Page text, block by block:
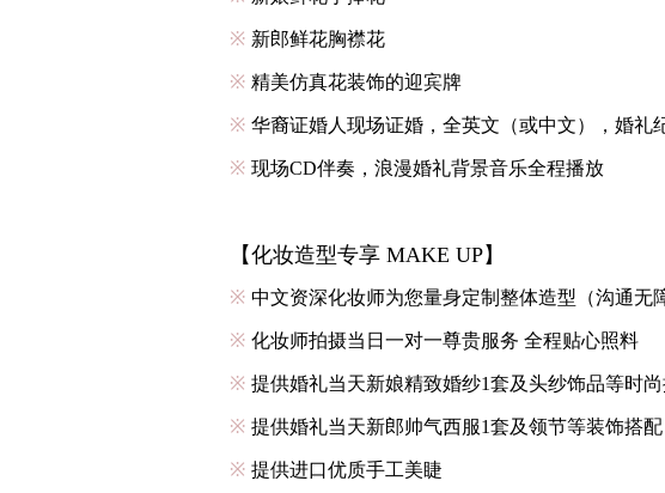
※ 新郎鲜花胸襟花
※ 精美仿真花装饰的迎宾牌
※ 华裔证婚人现场证婚，全英文（或中文），婚礼
※ 现场CD伴奏，浪漫婚礼背景音乐全程播放
【化妆造型专享 MAKE UP】
※ 中文资深化妆师为您量身定制整体造型（沟通无
※ 化妆师拍摄当日一对一尊贵服务 全程贴心照料
※ 提供婚礼当天新娘精致婚纱1套及头纱饰品等时
※ 提供婚礼当天新郎帅气西服1套及领节等装饰搭配
※ 提供进口优质手工美睫